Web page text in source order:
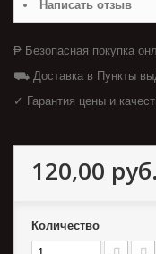
Написать отзыв
₱ Безопасная покупка
⛟ Доставка в Пункты
✓ Гарантия цены и
120,00 руб.
Количество